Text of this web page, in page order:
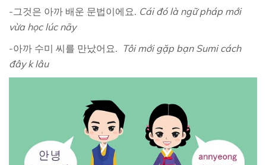
-그것은 아까 배운 문법이에요. Cái đó là ngữ pháp mới
vừa học lúc nãy
-아까 수미 씨를 만났어요. Tôi mới gặp bạn Sumi cách
đây k lâu